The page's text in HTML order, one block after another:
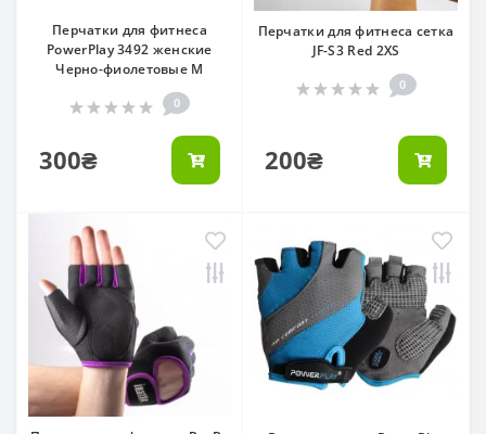
Перчатки для фитнеса
PowerPlay 3492 женские
Черно-фиолетовые M
0
300₴
Перчатки для фитнеса сетка
JF-S3 Red 2XS
0
200₴